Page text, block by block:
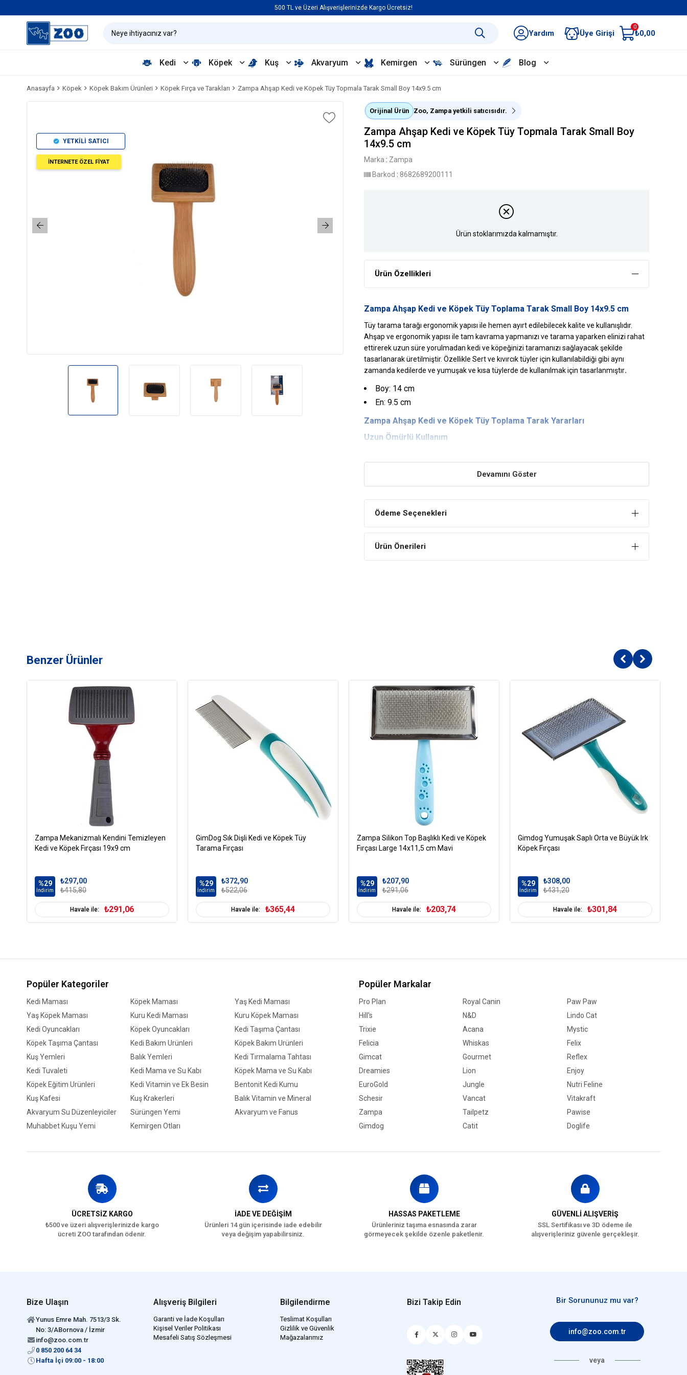
500 TL ve Üzeri Alışverişlerinizde Kargo Ücretsiz!
Yardım Üye Girişi
0
₺0,00
Kedi Köpek Kuş Akvaryum Kemirgen Sürüngen Blog
Anasayfa Köpek Köpek Bakım Ürünleri Köpek Fırça ve Tarakları Zampa Ahşap Kedi ve Köpek Tüy Topmala Tarak Small Boy 14x9.5 cm
YETKİLİ SATICI
İNTERNETE ÖZEL FİYAT
Orijinal Ürün Zoo, Zampa yetkili satıcısıdır.
Zampa Ahşap Kedi ve Köpek Tüy Topmala Tarak Small Boy
14x9.5 cm
Marka : Zampa
Barkod : 8682689200111
Ürün stoklarımızda kalmamıştır.
Ürün Özellikleri
Zampa Ahşap Kedi ve Köpek Tüy Toplama Tarak Small Boy 14x9.5 cm
Tüy tarama tarağı ergonomik yapısı ile hemen ayırt edilebilecek kalite ve kullanışlıdır.
Ahşap ve ergonomik yapısı ile tam kavrama yapmanızı ve tarama yaparken elinizi rahat
ettirerek uzun süre yorulmadan kedi ve köpeğinizi taramanızı sağlayacak şekilde
tasarlanarak üretilmiştir. Özellikle Sert ve kıvırcık tüyler için kullanılabildiği gibi aynı
zamanda kedilerde ve yumuşak ve kısa tüylerde de kullanılmak için tasarlanmıştır.
Boy: 14 cm
En: 9.5 cm
Zampa Ahşap Kedi ve Köpek Tüy Toplama Tarak Yararları
Uzun Ömürlü Kullanım
Ahşaptan üretilen fırçanın görünümü oldukça hoştur.
Geniş yapısı sayesinde daha fazla alanı daha çabuk taramayı sağlar.
Devamını Göster
Ödeme Seçenekleri
Ürün Önerileri
Benzer Ürünler
Zampa Mekanizmalı Kendini Temizleyen
Kedi ve Köpek Fırçası 19x9 cm
%29
İndirim
₺297,00
₺415,80
Havale ile: ₺291,06
GimDog Sık Dişli Kedi ve Köpek Tüy
Tarama Fırçası
%29
İndirim
₺372,90
₺522,06
Havale ile: ₺365,44
Zampa Silikon Top Başlıklı Kedi ve Köpek
Fırçası Large 14x11,5 cm Mavi
%29
İndirim
₺207,90
₺291,06
Havale ile: ₺203,74
Gimdog Yumuşak Saplı Orta ve Büyük Irk
Köpek Fırçası
%29
İndirim
₺308,00
₺431,20
Havale ile: ₺301,84
Popüler Kategoriler
Kedi Maması Köpek Maması
Yaş Kedi Maması
Yaş Köpek Maması
Kuru Kedi Maması
Kuru Köpek Maması
Kedi Oyuncakları
Köpek Oyuncakları
Kedi Taşıma Çantası
Köpek Taşıma Çantası
Kedi Bakım Ürünleri
Köpek Bakım Ürünleri
Kuş Yemleri
Balık Yemleri
Kedi Tırmalama Tahtası
Kedi Tuvaleti
Kedi Mama ve Su Kabı
Köpek Mama ve Su Kabı
Köpek Eğitim Ürünleri
Kedi Vitamin ve Ek Besin
Bentonit Kedi Kumu
Kuş Kafesi
Kuş Krakerleri
Balık Vitamin ve Mineral
Akvaryum Su Düzenleyiciler
Sürüngen Yemi
Akvaryum ve Fanus
Muhabbet Kuşu Yemi
Kemirgen Otları
Popüler Markalar
Pro Plan Royal Canin
Paw Paw
Hill's
N&D
Lindo Cat
Trixie
Acana
Mystic
Felicia
Whiskas
Felix
Gimcat
Gourmet
Reflex
Dreamies
Lion
Enjoy
EuroGold
Jungle
Nutri Feline
Schesir
Vancat
Vitakraft
Zampa
Tailpetz
Pawise
Gimdog
Catit Doglife
ÜCRETSİZ KARGO
₺500 ve üzeri alışverişlerinizde kargo
ücreti ZOO tarafından ödenir.
İADE VE DEĞİŞİM
Ürünleri 14 gün içerisinde iade edebilir
veya değişim yapabilirsiniz.
HASSAS PAKETLEME
Ürünleriniz taşıma esnasında zarar
görmeyecek şekilde özenle paketlenir.
GÜVENLİ ALIŞVERİŞ
SSL Sertifikası ve 3D ödeme ile
alışverişleriniz güvenle gerçekleşir.
Bize Ulaşın
Yunus Emre Mah. 7513/3 Sk.
No: 3/ABornova / İzmir
info@zoo.com.tr
0 850 200 64 34
Hafta İçi 09:00 - 18:00
Alışveriş Bilgileri
Garanti ve İade Koşulları
Kişisel Veriler Politikası
Mesafeli Satış Sözleşmesi
Bilgilendirme
Teslimat Koşulları
Gizlilik ve Güvenlik
Mağazalarımız
Bizi Takip Edin Bir Sorununuz mu var?
info@zoo.com.tr
veya